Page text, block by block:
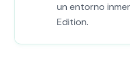
un entorno
Edition.